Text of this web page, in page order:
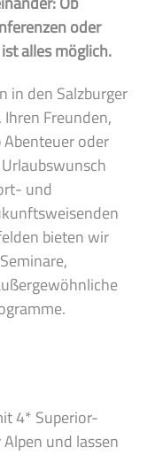
oder
alles möglich.
in den Salzburger
Freunden,
Abenteuer oder
und
bieten wir
4* Superior-
und lassen